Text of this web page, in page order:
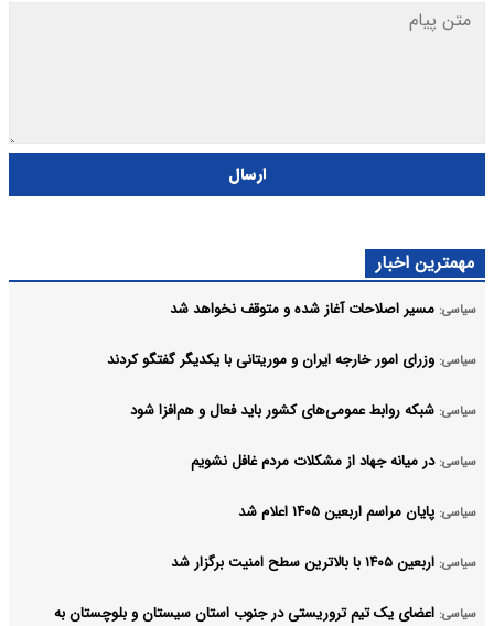
ارسال
مهمترین اخبار
سیاسی: مسیر اصلاحات آغاز شده و متوقف نخواهد شد
سیاسی: وزرای امور خارجه ایران و موریتانی با یکدیگر گفتگو کردند
سیاسی: شبکه روابط عمومی‌های کشور باید فعال و هم‌افزا شود
سیاسی: در میانه جهاد از مشکلات مردم غافل نشویم
سیاسی: پایان مراسم اربعین ۱۴۰۵ اعلام شد
سیاسی: اربعین ۱۴۰۵ با بالاترین سطح امنیت برگزار شد
سیاسی: اعضای یک تیم تروریستی در جنوب استان سیستان و بلوچستان به